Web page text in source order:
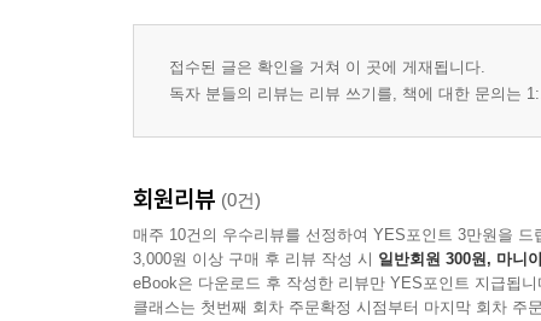
접수된 글은 확인을 거쳐 이 곳에 게재됩니다.
독자 분들의 리뷰는 리뷰 쓰기를, 책에 대한 문의는
회원리뷰 (0건)
매주 10건의 우수리뷰를 선정하여 YES포인트 3만원을 드
3,000원 이상 구매 후 리뷰 작성 시 일반회원 300원, 마니
eBook은 다운로드 후 작성한 리뷰만 YES포인트 지급됩니
클래스는 첫번째 회차 주문확정 시점부터 마지막 회차 주